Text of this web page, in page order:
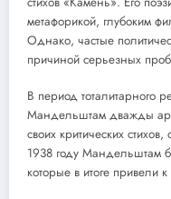
метафорикой, глубоким
Однако, частые
причиной серьезных
В период тоталитарного
Мандельштам дважды
своих критических
1938 году Мандельштам
которые в итоге привели к